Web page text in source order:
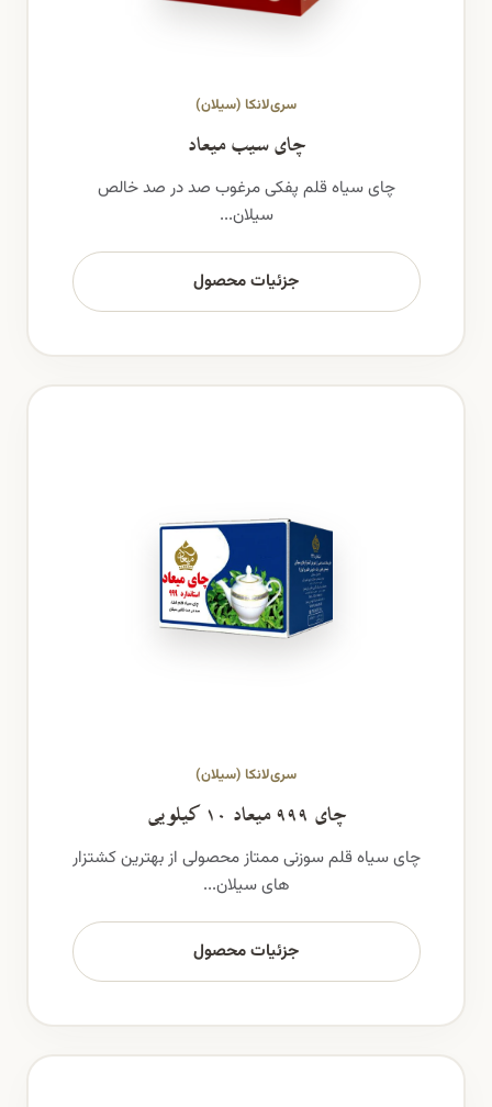
سری‌لانکا (سیلان)
چای سیب میعاد
چای سیاه قلم پفکی مرغوب صد در صد خالص
سیلان...
جزئیات محصول
سری‌لانکا (سیلان)
چای ۹۹۹ میعاد ۱۰ کیلویی
چای سیاه قلم سوزنی ممتاز محصولی از بهترین کشتزار
های سیلان...
جزئیات محصول